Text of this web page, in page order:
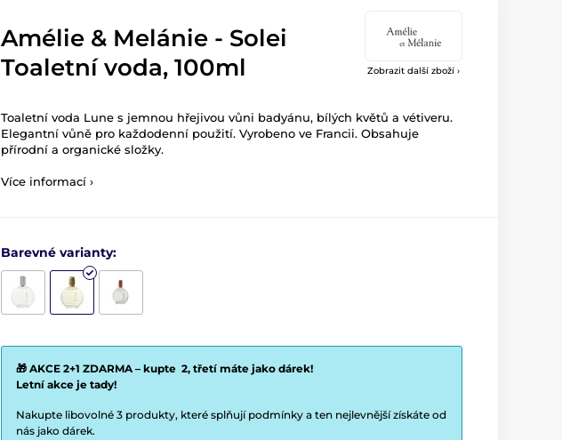
Zobrazit další zboží ›
Amélie & Melánie - Solei
Toaletní voda, 100ml
Toaletní voda Lune s jemnou hřejivou vůni badyánu, bílých květů a vétiveru.
Elegantní vůně pro každodenní použití. Vyrobeno ve Francii. Obsahuje
přírodní a organické složky.
Více informací ›
Barevné varianty:
🎁 AKCE 2+1 ZDARMA – kupte 2, třetí máte jako dárek!
Letní akce je tady!
Nakupte libovolné 3 produkty, které splňují podmínky a ten nejlevnější získáte od
nás jako dárek.